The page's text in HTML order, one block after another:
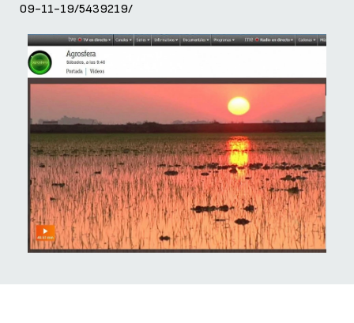
09-11-19/5439219/